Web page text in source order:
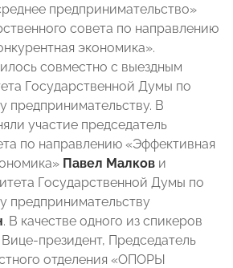
предпринимательство»
совета по направлению
экономика».
совместно с выездным
Государственной Думы по
предпринимательству. В
участие председатель
по направлению «Эффективная
Павел Малков и
Государственной Думы по
предпринимательству
. В качестве одного из спикеров
президент, Председатель
отделения «ОПОРЫ